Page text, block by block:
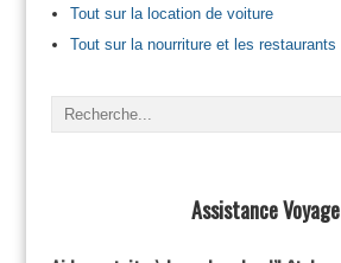
Tout sur la location de voiture
Tout sur la nourriture et les restaurants
Assistance Voyage